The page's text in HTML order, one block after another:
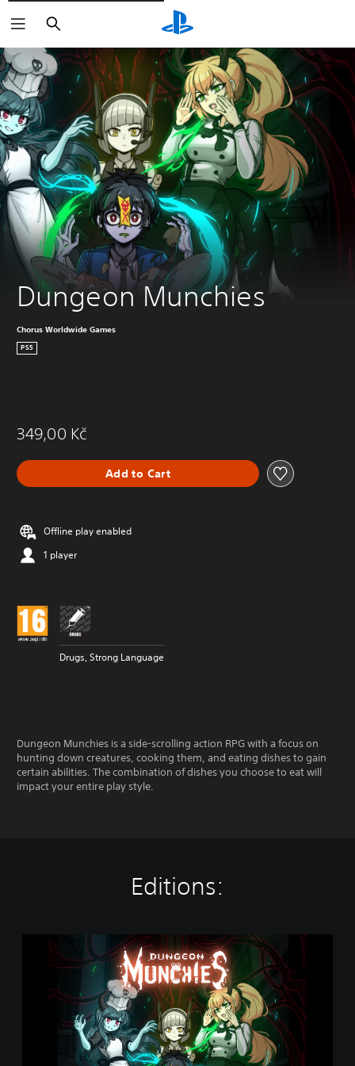
Vyhledat
Dungeon Munchies
Chorus Worldwide Games
PS5
349,00 Kč
Add to Cart
Offline play enabled
1 player
Drugs, Strong Language
Dungeon Munchies is a side-scrolling action RPG with a focus on
hunting down creatures, cooking them, and eating dishes to gain
certain abilities. The combination of dishes you choose to eat will
impact your entire play style.
Editions: